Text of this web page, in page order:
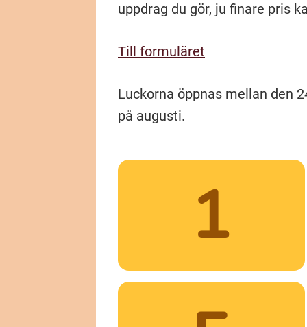
uppdrag du gör, ju finare pris
Till formuläret
Luckorna öppnas mellan den
på augusti.
1